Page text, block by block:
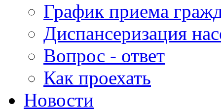
График приема
Диспансеризация
Вопрос - ответ
Как проехать
Новости